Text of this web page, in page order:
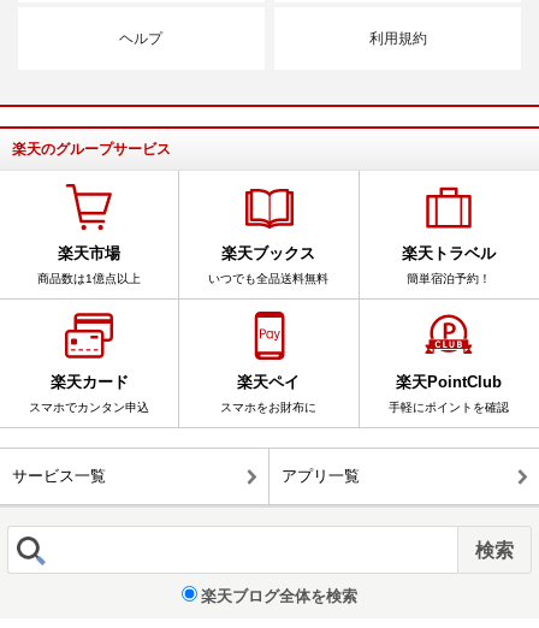
ヘルプ 利用規約
楽天のグループサービス
楽天市場
商品数は1億点以上
楽天ブックス
いつでも全品送料無料
楽天トラベル
簡単宿泊予約！
楽天カード
スマホでカンタン申込
楽天ペイ
スマホをお財布に
楽天PointClub
手軽にポイントを確認
サービス一覧 アプリ一覧
楽天ブログ全体を検索